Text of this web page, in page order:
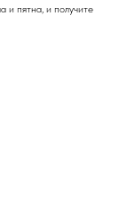
и пятна, и получите